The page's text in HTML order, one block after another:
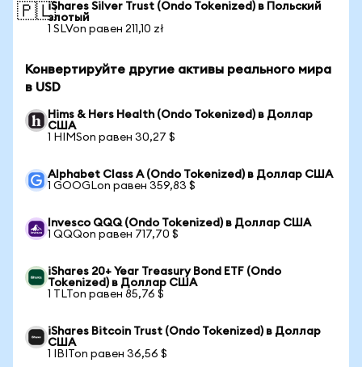
🇵🇱iShares Silver Trust (Ondo Tokenized) в Польский
злотый
1 SLVon равен 211,10 zł
Конвертируйте другие активы реального мира
в USD
Hims & Hers Health (Ondo Tokenized) в Доллар
США
1 HIMSon равен 30,27 $
Alphabet Class A (Ondo Tokenized) в Доллар США
1 GOOGLon равен 359,83 $
Invesco QQQ (Ondo Tokenized) в Доллар США
1 QQQon равен 717,70 $
iShares 20+ Year Treasury Bond ETF (Ondo
Tokenized) в Доллар США
1 TLTon равен 85,76 $
iShares Bitcoin Trust (Ondo Tokenized) в Доллар
США
1 IBITon равен 36,56 $